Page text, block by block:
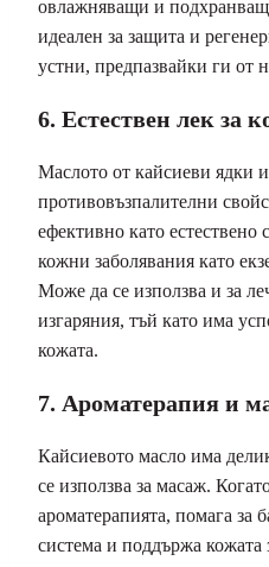
овлажняващи и
идеален за защита и
устни, предпазвайки ги от
6. Естествен лек за
Маслото от кайсиеви ядки
противовъзпалителни
ефективно като естествено
кожни заболявания като
Може да се използва и за
изгаряния, тъй като има
кожата.
7. Ароматерапия и
Кайсиевото масло има
се използва за масаж.
ароматерапията, помага за
система и поддържа кожата